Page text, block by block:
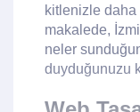
kitlenizle
makalede,
neler
duyduğunuzu